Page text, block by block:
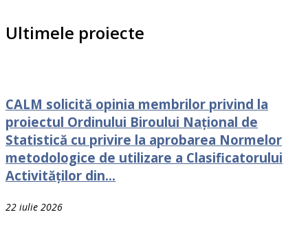
Ultimele proiecte
CALM solicită opinia membrilor privind la
proiectul Ordinului Biroului Național de
Statistică cu privire la aprobarea Normelor
metodologice de utilizare a Clasificatorului
Activităților din...
22 iulie 2026